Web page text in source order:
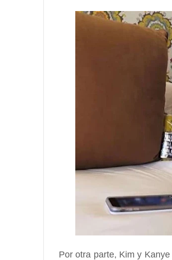
Por otra parte, Kim y